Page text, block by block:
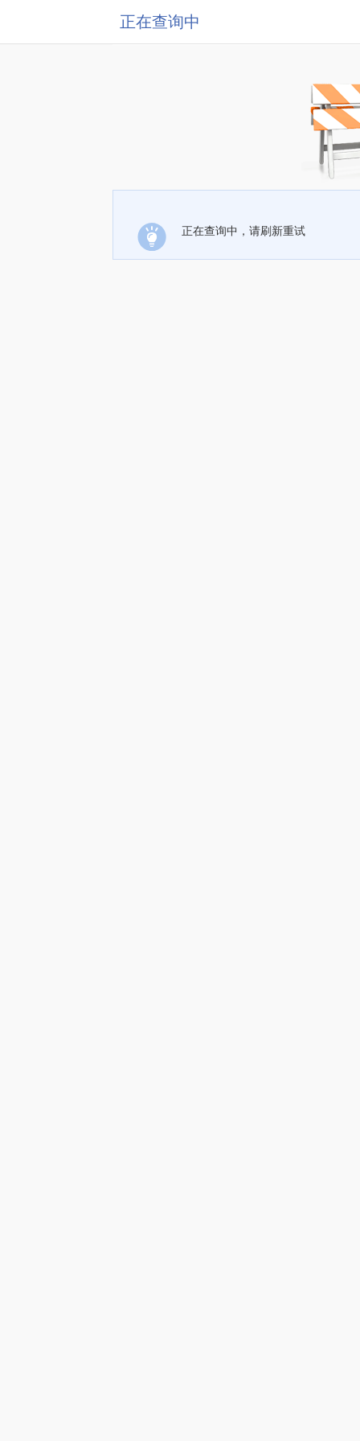
正在查询中
正在查询中，请刷新重试